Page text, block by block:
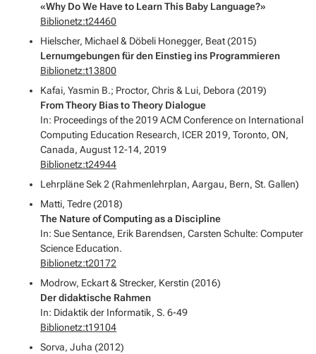
«Why Do We Have to Learn This Baby Language?»
Biblionetz:t24460
Hielscher, Michael & Döbeli Honegger, Beat (2015)
Lernumgebungen für den Einstieg ins Programmieren
Biblionetz:t13800
Kafai, Yasmin B.; Proctor, Chris & Lui, Debora (2019)
From Theory Bias to Theory Dialogue
In: Proceedings of the 2019 ACM Conference on International
Computing Education Research, ICER 2019, Toronto, ON,
Canada, August 12-14, 2019
Biblionetz:t24944
Lehrpläne Sek 2 (Rahmenlehrplan, Aargau, Bern, St. Gallen)
Matti, Tedre (2018)
The Nature of Computing as a Discipline
In: Sue Sentance, Erik Barendsen, Carsten Schulte: Computer
Science Education.
Biblionetz:t20172
Modrow, Eckart & Strecker, Kerstin (2016)
Der didaktische Rahmen
In: Didaktik der Informatik, S. 6-49
Biblionetz:t19104
Sorva, Juha (2012)